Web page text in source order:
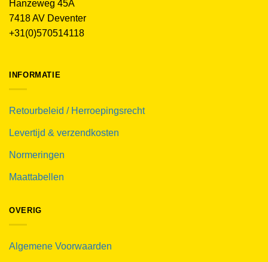
Hanzeweg 45A
7418 AV Deventer
+31(0)570514118
INFORMATIE
Retourbeleid / Herroepingsrecht
Levertijd & verzendkosten
Normeringen
Maattabellen
OVERIG
Algemene Voorwaarden